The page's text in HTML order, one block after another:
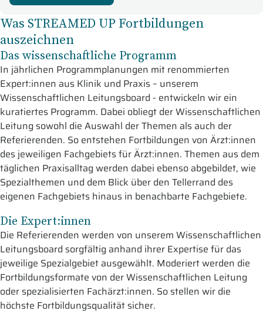
Was STREAMED UP Fortbildungen
auszeichnen
Das wissenschaftliche Programm
In jährlichen Programmplanungen mit renommierten
Expert:innen aus Klinik und Praxis – unserem
Wissenschaftlichen Leitungsboard - entwickeln wir ein
kuratiertes Programm. Dabei obliegt der Wissenschaftlichen
Leitung sowohl die Auswahl der Themen als auch der
Referierenden. So entstehen Fortbildungen von Ärzt:innen
des jeweiligen Fachgebiets für Ärzt:innen. Themen aus dem
täglichen Praxisalltag werden dabei ebenso abgebildet, wie
Spezialthemen und dem Blick über den Tellerrand des
eigenen Fachgebiets hinaus in benachbarte Fachgebiete.
Die Expert:innen
Die Referierenden werden von unserem Wissenschaftlichen
Leitungsboard sorgfältig anhand ihrer Expertise für das
jeweilige Spezialgebiet ausgewählt. Moderiert werden die
Fortbildungsformate von der Wissenschaftlichen Leitung
oder spezialisierten Fachärzt:innen. So stellen wir die
höchste Fortbildungsqualität sicher.